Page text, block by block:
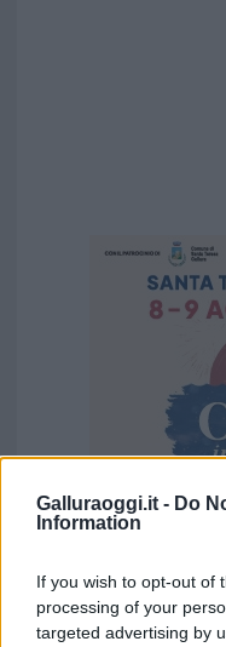
Galluraoggi.it - Do
Information
If you wish to opt-out of
processing of your
targeted advertising by
Vuoi